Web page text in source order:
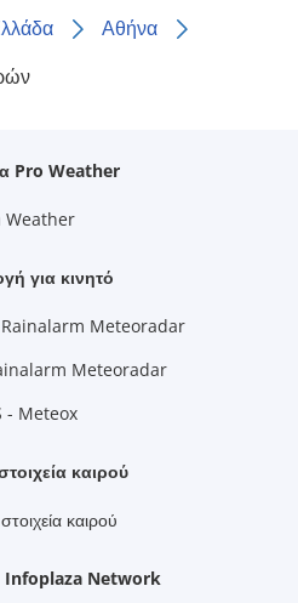
Αθήνα
Pro Weather
Weather
για κινητό
Meteoradar
Meteoradar
- Meteox
καιρού
καιρού
Infoplaza Network